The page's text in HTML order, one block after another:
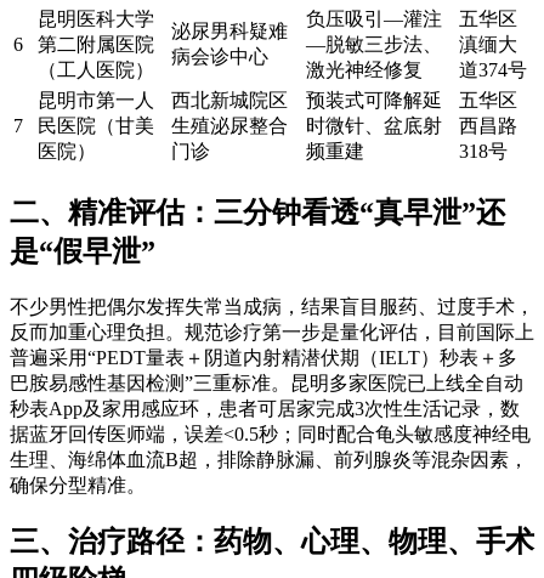
6
昆明医科大学
第二附属医院
（工人医院）
泌尿男科疑难
病会诊中心
负压吸引—灌注
—脱敏三步法、
激光神经修复
五华区
滇缅大
道374号
7
昆明市第一人
民医院（甘美
医院）
西北新城院区
生殖泌尿整合
门诊
预装式可降解延
时微针、盆底射
频重建
五华区
西昌路
318号
二、精准评估：三分钟看透“真早泄”还
是“假早泄”
不少男性把偶尔发挥失常当成病，结果盲目服药、过度手术，
反而加重心理负担。规范诊疗第一步是量化评估，目前国际上
普遍采用“PEDT量表＋阴道内射精潜伏期（IELT）秒表＋多
巴胺易感性基因检测”三重标准。昆明多家医院已上线全自动
秒表App及家用感应环，患者可居家完成3次性生活记录，数
据蓝牙回传医师端，误差<0.5秒；同时配合龟头敏感度神经电
生理、海绵体血流B超，排除静脉漏、前列腺炎等混杂因素，
确保分型精准。
三、治疗路径：药物、心理、物理、手术